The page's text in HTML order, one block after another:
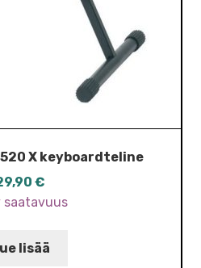
X keyboardteline
€
saatavuus
lisää